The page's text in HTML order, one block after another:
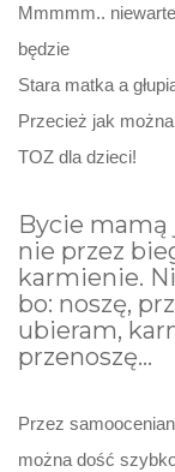
Mmmmm..
będzie
Stara matka a
Przecież jak
TOZ dla dzieci!
Bycie
nie przez
karmienie.
bo: noszę,
ubieram,
przenoszę…
Przez
można dość